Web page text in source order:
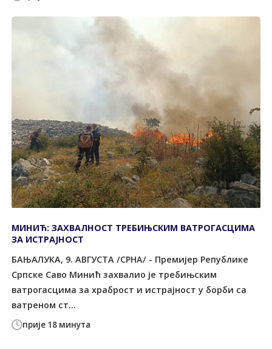
прије 18 минута
МИНИЋ: ЗАХВАЛНОСТ ТРЕБИЊСКИМ ВАТРОГАСЦИМА
ЗА ИСТРАЈНОСТ
БАЊАЛУКА, 9. АВГУСТА /СРНА/ - Премијер Републике
Српске Саво Минић захвалио је требињским
ватрогасцима за храброст и истрајност у борби са
ватреном ст...